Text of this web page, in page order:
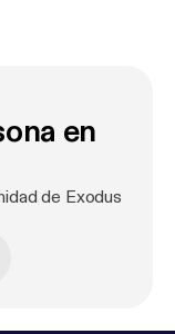
en
de Exodus